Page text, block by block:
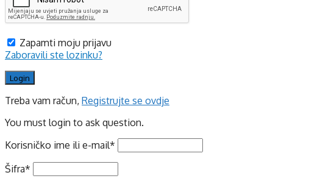
Zapamti moju prijavu
Zaboravili ste lozinku?
Treba vam račun, Registrujte se ovdje
You must login to ask question.
Korisničko ime ili e-mail*
Šifra*